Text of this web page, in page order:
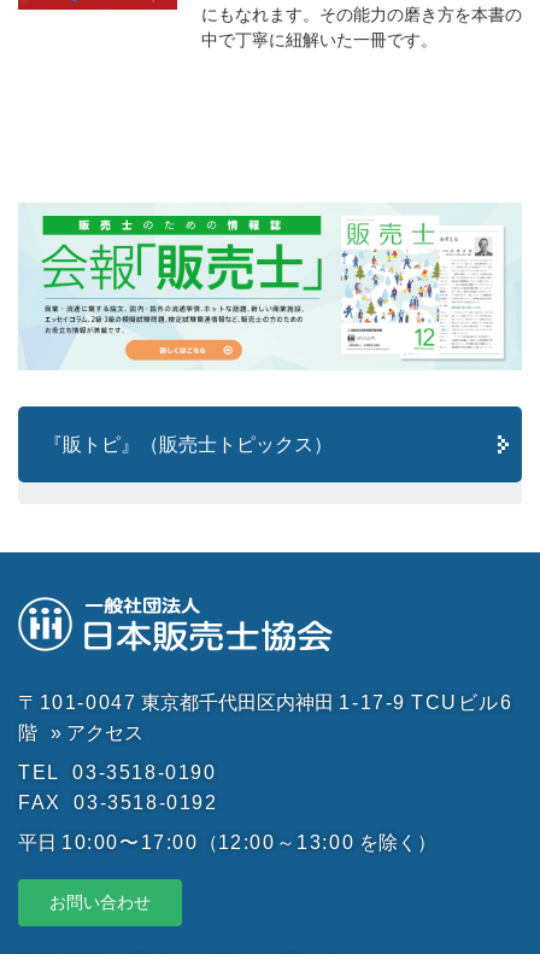
にもなれます。その能力の磨き方を本書の
中で丁寧に紐解いた一冊です。
『販トピ』（販売士トピックス）
〒101-0047 東京都千代田区内神田 1-17-9 TCUビル6
階
» アクセス
TEL
03-3518-0190
FAX
03-3518-0192
平日 10:00〜17:00 （12:00～13:00 を除く）
お問い合わせ